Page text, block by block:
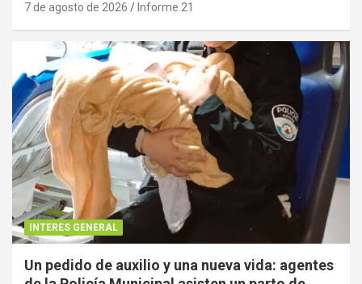
7 de agosto de 2026 Informe 21
INTERES GENERAL
Un pedido de auxilio y una nueva vida: agentes